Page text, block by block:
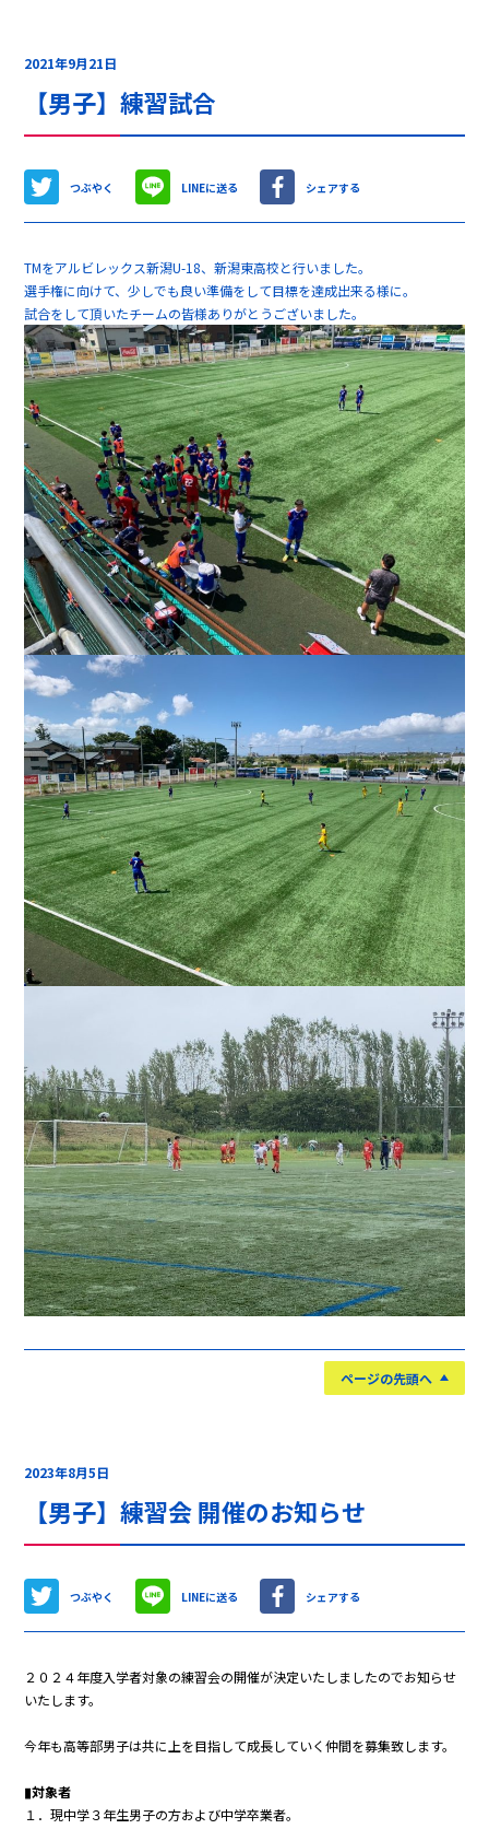
2021年9月21日
【男子】練習試合
つぶやく LINEに送る シェアする
TMをアルビレックス新潟U-18、新潟東高校と行いました。
選手権に向けて、少しでも良い準備をして目標を達成出来る様に。
試合をして頂いたチームの皆様ありがとうございました。
ページの先頭へ
2023年8月5日
【男子】練習会 開催のお知らせ
つぶやく LINEに送る シェアする
２０２４年度入学者対象の練習会の開催が決定いたしましたのでお知らせ
いたします。
今年も高等部男子は共に上を目指して成長していく仲間を募集致します。
▮対象者
１．現中学３年生男子の方および中学卒業者。